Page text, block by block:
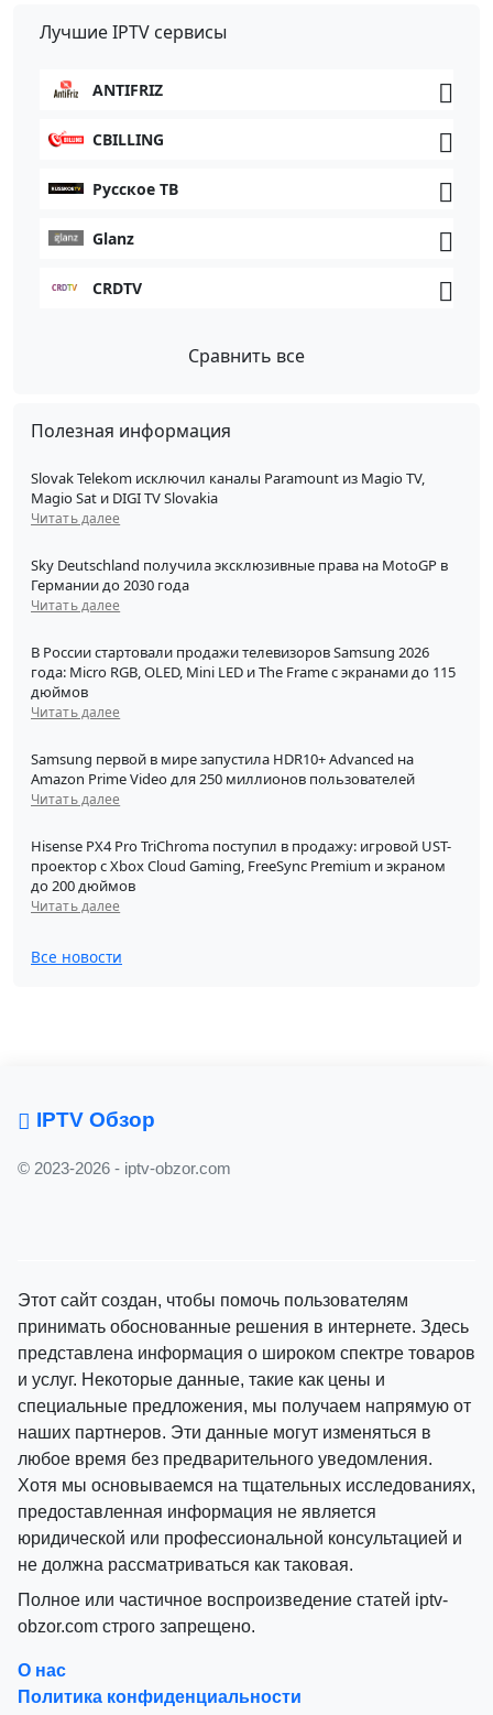
Лучшие IPTV сервисы
ANTIFRIZ
CBILLING
Русское ТВ
Glanz
CRDTV
Сравнить все
Полезная информация
Slovak Telekom исключил каналы Paramount из Magio TV,
Magio Sat и DIGI TV Slovakia
Читать далее
Sky Deutschland получила эксклюзивные права на MotoGP в
Германии до 2030 года
Читать далее
В России стартовали продажи телевизоров Samsung 2026
года: Micro RGB, OLED, Mini LED и The Frame с экранами до 115
дюймов
Читать далее
Samsung первой в мире запустила HDR10+ Advanced на
Amazon Prime Video для 250 миллионов пользователей
Читать далее
Hisense PX4 Pro TriChroma поступил в продажу: игровой UST-
проектор с Xbox Cloud Gaming, FreeSync Premium и экраном
до 200 дюймов
Читать далее
Все новости
IPTV Обзор
© 2023-2026 - iptv-obzor.com
Этот сайт создан, чтобы помочь пользователям
принимать обоснованные решения в интернете. Здесь
представлена информация о широком спектре товаров
и услуг. Некоторые данные, такие как цены и
специальные предложения, мы получаем напрямую от
наших партнеров. Эти данные могут изменяться в
любое время без предварительного уведомления.
Хотя мы основываемся на тщательных исследованиях,
предоставленная информация не является
юридической или профессиональной консультацией и
не должна рассматриваться как таковая.
Полное или частичное воспроизведение статей iptv-
obzor.com строго запрещено.
О нас
Политика конфиденциальности